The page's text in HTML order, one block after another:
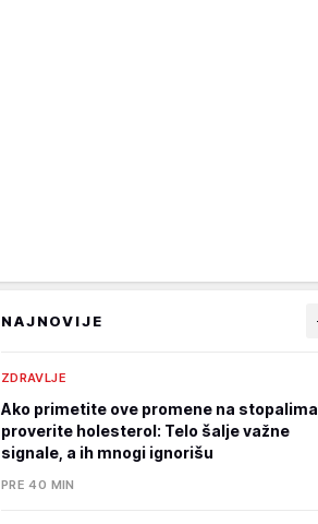
NAJNOVIJE
ZDRAVLJE
Ako primetite ove promene na stopalima,
proverite holesterol: Telo šalje važne
signale, a ih mnogi ignorišu
PRE 40 MIN